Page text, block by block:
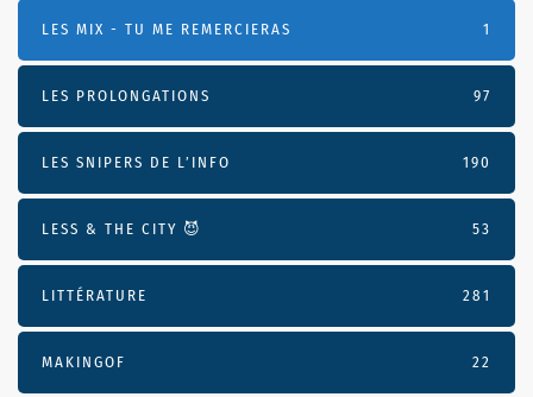
LES MIX - TU ME REMERCIERAS 1
LES PROLONGATIONS 97
LES SNIPERS DE L’INFO 190
LESS & THE CITY 😈 53
LITTÉRATURE 281
MAKINGOF 22